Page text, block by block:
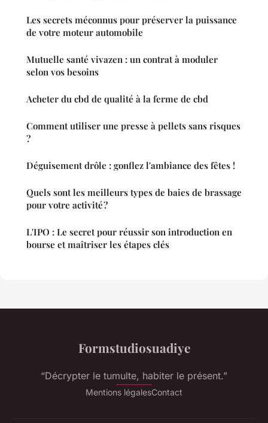
Les secrets méconnus pour préserver la puissance
de votre moteur automobile
Mutuelle santé vivazen : un contrat à moduler
selon vos besoins
Acheter du cbd de qualité à la ferme de cbd
Comment utiliser une presse à pellets sans risques
?
Déguisement drôle : gonflez l'ambiance des fêtes !
Quels sont les meilleurs types de baies de brassage
pour votre activité ?
L'IPO : Le secret pour réussir son introduction en
bourse et maîtriser les étapes clés
Formstudiosuadiye
“Décrypter le tumulte, habiter le présent.”
Mentions légalesContact